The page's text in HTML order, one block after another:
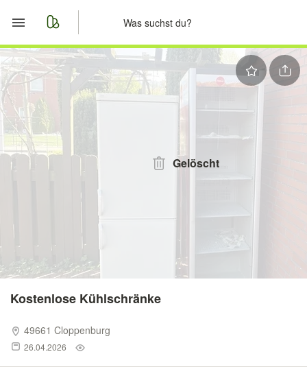
Start
Merkliste
Nachrichten
Anzeige aufgeben
Gelöscht
Kostenlose Kühlschränke
49661 Cloppenburg
26.04.2026